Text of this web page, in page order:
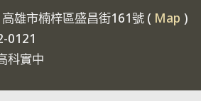
雄市楠梓區盛昌街161號 ( Map )
0121
科實中